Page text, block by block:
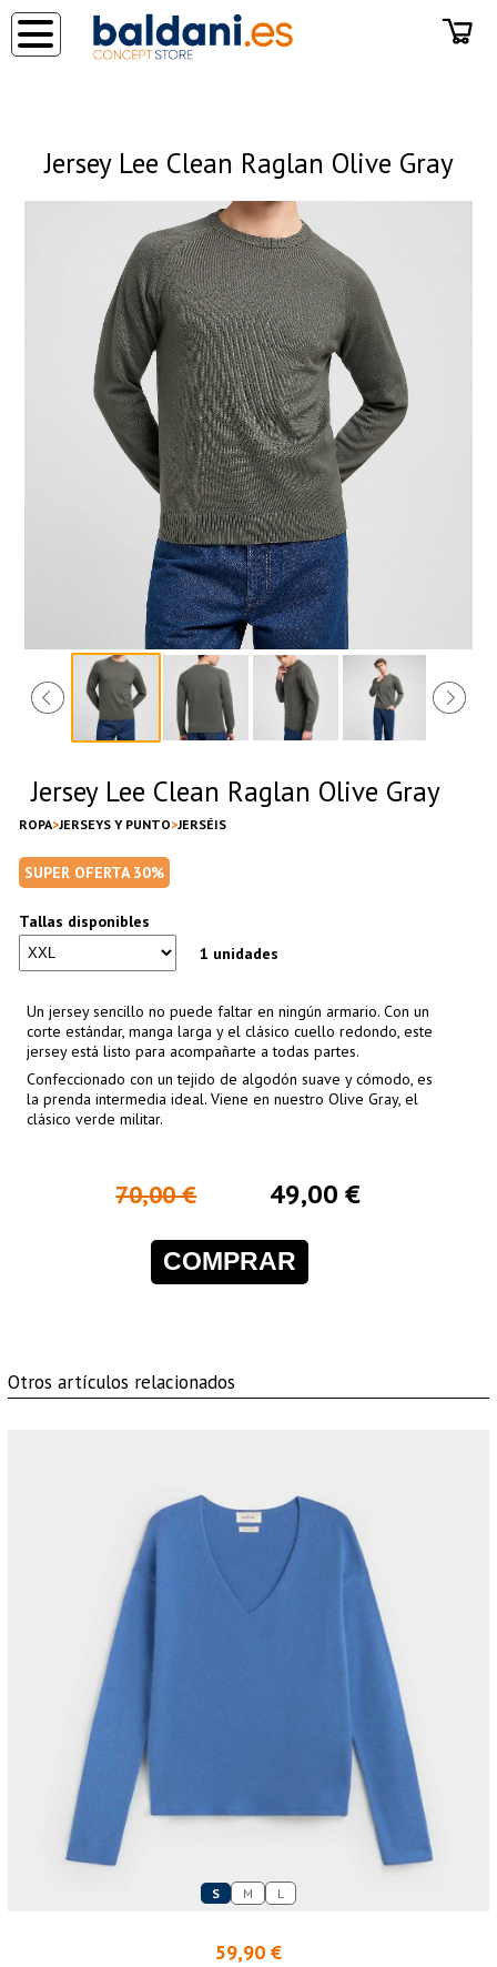
Jersey Lee Clean Raglan Olive Gray
Jersey Lee Clean Raglan Olive Gray
ROPA JERSEYS Y PUNTO JERSÉIS
SUPER OFERTA 30%
Tallas disponibles
1 unidades
Un jersey sencillo no puede faltar en ningún armario. Con un
corte estándar, manga larga y el clásico cuello redondo, este
jersey está listo para acompañarte a todas partes.
Confeccionado con un tejido de algodón suave y cómodo, es
la prenda intermedia ideal. Viene en nuestro Olive Gray, el
clásico verde militar.
70,00 € 49,00 €
COMPRAR
Otros artículos relacionados
S M L
59,90 €